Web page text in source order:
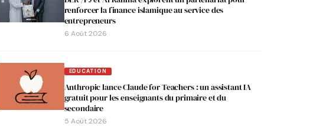
renforcer la finance islamique au service des
entrepreneurs
6 Août 2026
EDUCATION
Anthropic lance Claude for Teachers : un assistant IA
gratuit pour les enseignants du primaire et du
secondaire
5 Août 2026